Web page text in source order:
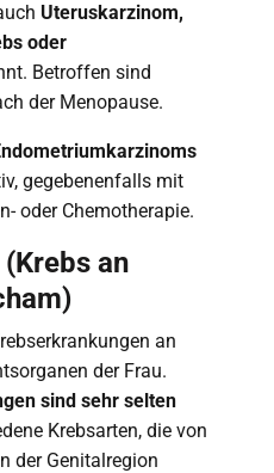
Uteruskarzinom,
oder
Betroffen sind
der Menopause.
gegebenenfalls mit
oder Chemotherapie.
an
an
der Frau.
sind sehr selten
Krebsarten, die von
der Genitalregion